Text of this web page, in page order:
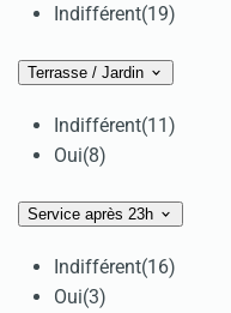
Indifférent(19)
Terrasse / Jardin
Indifférent(11)
Oui(8)
Service après 23h
Indifférent(16)
Oui(3)